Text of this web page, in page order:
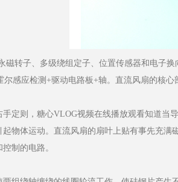
转子、多级绕组定子、位置传感器和电子
尔感应检测+驱动电路板+轴。直流风扇的核心
定则，糖心VLOG视频在线播放观看知道当导
起物体运动。直流风扇的扇叶上贴有事先充满
控制的电路。